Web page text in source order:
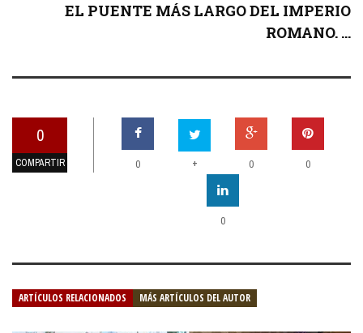
EL PUENTE MÁS LARGO DEL IMPERIO
ROMANO. ...
0
COMPARTIR 0 + 0 0
0
ARTÍCULOS RELACIONADOS MÁS ARTÍCULOS DEL AUTOR